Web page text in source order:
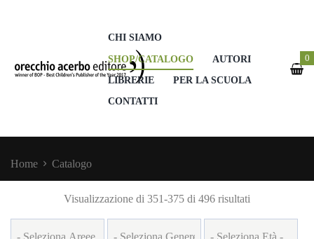
CHI SIAMO
SHOP/CATALOGO
AUTORI
LIBRERIE
PER LA SCUOLA
CONTATTI
0
Home Catalogo
Visualizzazione di 351-375 di 496 risultati
base